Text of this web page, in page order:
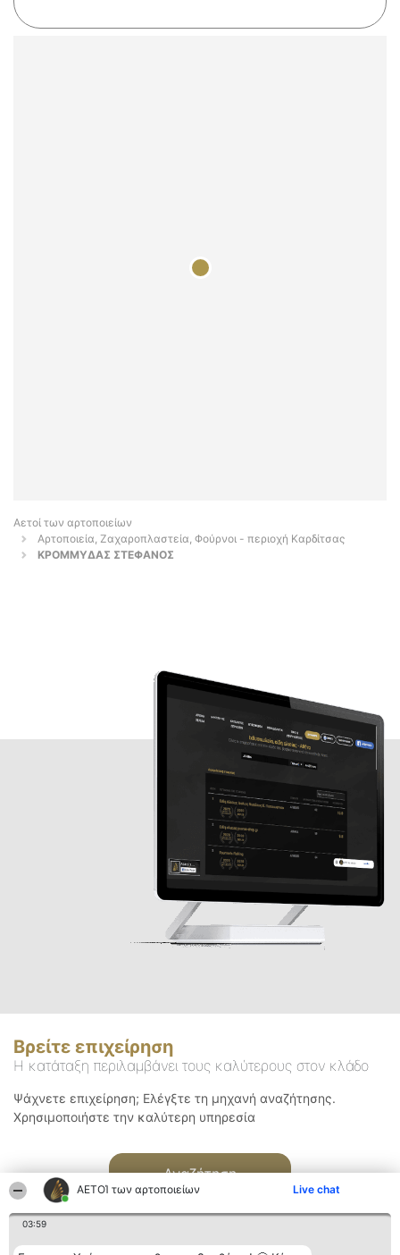
ΑΕΤΟΊ των αρτοποιείων Live chat
03:59
Αετοί των αρτοποιείων
Αρτοποιεία, Ζαχαροπλαστεία, Φούρνοι - περιοχή Καρδίτσας
ΚΡΟΜΜΥΔΑΣ ΣΤΕΦΑΝΟΣ
Βρείτε επιχείρηση
Η κατάταξη περιλαμβάνει τους καλύτερους στον κλάδο
Ψάχνετε επιχείρηση; Ελέγξτε τη μηχανή αναζήτησης.
Χρησιμοποιήστε την καλύτερη υπηρεσία
Αναζήτηση